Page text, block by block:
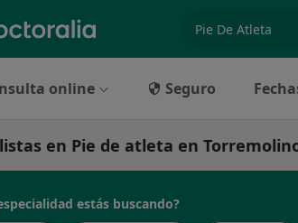
online Seguro
en Pie de atleta en
estás buscando?